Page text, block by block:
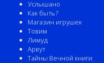
Услышано
Как быть?
Магазин игрушек
Товим
Лимуд
Арвут
Тайны Вечной книги